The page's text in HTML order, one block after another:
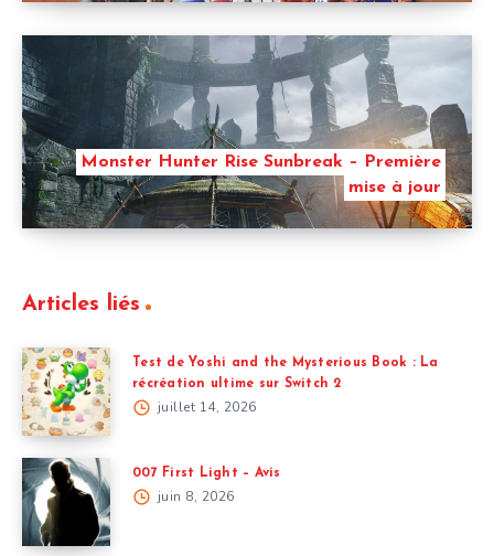
Monster Hunter Rise Sunbreak – Première
mise à jour
Articles liés
Test de Yoshi and the Mysterious Book : La
récréation ultime sur Switch 2
juillet 14, 2026
007 First Light – Avis
juin 8, 2026